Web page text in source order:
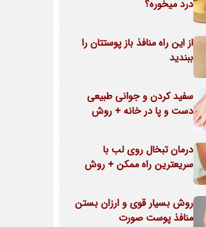
درد میخوره؟
از این راه منافذ باز پوستتان را
ببندید
سفید کردن و جوانی طبیعی
دست و پا در خانه + روش
درمان تبخال روی لب با
سریعترین راه ممکن + روش
روش بسیار قوی و ارزان بستن
منافذ پوست صورت